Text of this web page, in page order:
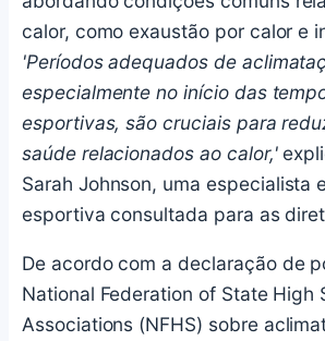
calor, como exaustão por calor e
'Períodos adequados de
especialmente no início das
esportivas, são cruciais para
saúde relacionados ao calor,'
Sarah Johnson, uma especialista
esportiva consultada para as
De acordo com a declaração de
National Federation of State High
Associations (NFHS) sobre